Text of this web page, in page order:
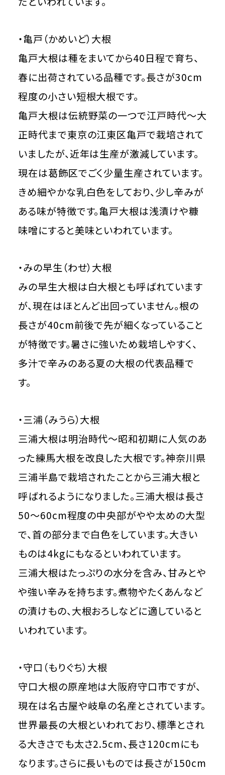
・亀戸（かめいど）大根
亀戸大根は種をまいてから40日程で育ち、
春に出荷されている品種です。長さが30cm
程度の小さい短根大根です。
亀戸大根は伝統野菜の一つで江戸時代～大
正時代まで東京の江東区亀戸で栽培されて
いましたが、近年は生産が激減しています。
現在は葛飾区でごく少量生産されています。
きめ細やかな乳白色をしており、少し辛みが
ある味が特徴です。亀戸大根は浅漬けや糠
味噌にすると美味といわれています。
・みの早生（わせ）大根
みの早生大根は白大根とも呼ばれています
が、現在はほとんど出回っていません。根の
長さが40cm前後で先が細くなっていること
が特徴です。暑さに強いため栽培しやすく、
多汁で辛みのある夏の大根の代表品種で
す。
・三浦（みうら）大根
三浦大根は明治時代～昭和初期に人気のあ
った練馬大根を改良した大根です。神奈川県
三浦半島で栽培されたことから三浦大根と
呼ばれるようになりました。三浦大根は長さ
50～60cm程度の中央部がやや太めの大型
で、首の部分まで白色をしています。大きい
ものは4kgにもなるといわれています。
三浦大根はたっぷりの水分を含み、甘みとや
や強い辛みを持ちます。煮物やたくあんなど
の漬けもの、大根おろしなどに適していると
いわれています。
・守口（もりぐち）大根
守口大根の原産地は大阪府守口市ですが、
現在は名古屋や岐阜の名産とされています。
世界最長の大根といわれており、標準とされ
る大きさでも太さ2.5cm、長さ120cmにも
なります。さらに長いものでは長さが150cm